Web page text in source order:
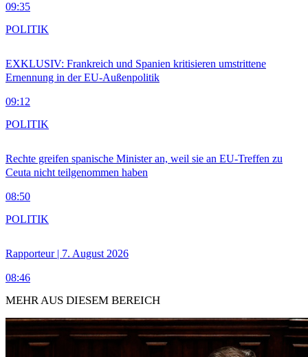
09:35
EXKLUSIV: Frankreich und Spanien kritisieren umstrittene
Ernennung in der EU-Außenpolitik
09:12
POLITIK
Rechte greifen spanische Minister an, weil sie an EU-Treffen zu
Ceuta nicht teilgenommen haben
08:50
POLITIK
Rapporteur | 7. August 2026
08:46
POLITIK
MEHR AUS DIESEM BEREICH